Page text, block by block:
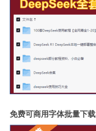
免费可商用字体批量下载